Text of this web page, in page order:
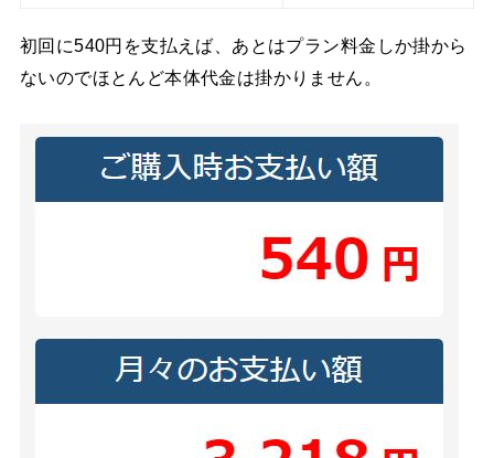
初回に540円を支払えば、あとはプラン料金しか掛から
ないのでほとんど本体代金は掛かりません。